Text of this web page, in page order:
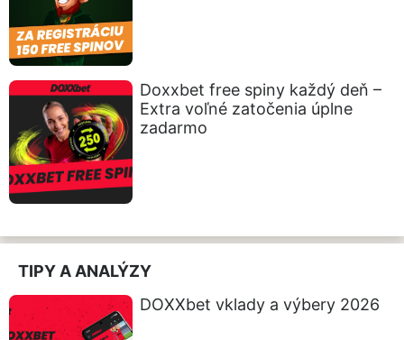
Doxxbet free spiny každý deň –
Extra voľné zatočenia úplne
zadarmo
TIPY A ANALÝZY
DOXXbet vklady a výbery 2026